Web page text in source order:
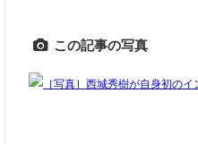
この記事の写真